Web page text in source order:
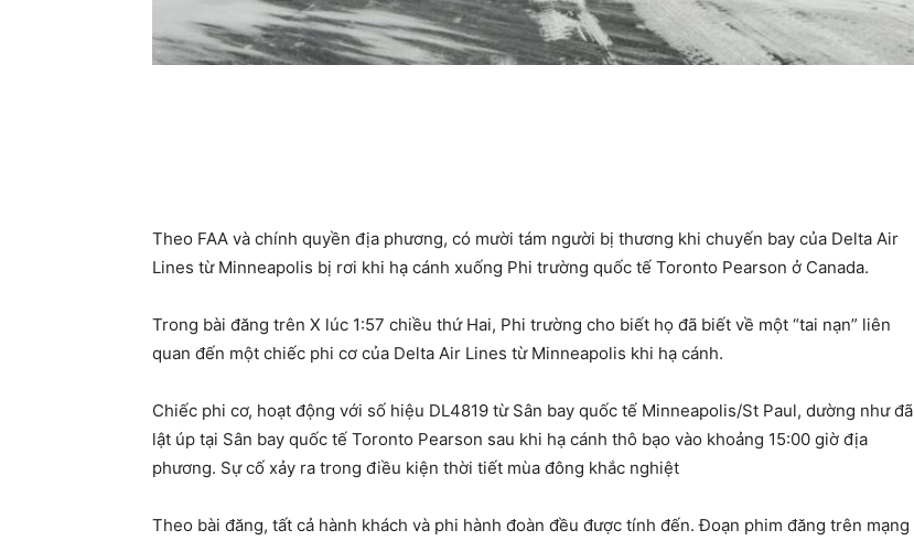
Theo FAA và chính quyền địa phương, có mười tám người bị thương khi chuyến bay của Delta Air
Lines từ Minneapolis bị rơi khi hạ cánh xuống Phi trường quốc tế Toronto Pearson ở Canada.
Trong bài đăng trên X lúc 1:57 chiều thứ Hai, Phi trường cho biết họ đã biết về một “tai nạn” liên
quan đến một chiếc phi cơ của Delta Air Lines từ Minneapolis khi hạ cánh.
Chiếc phi cơ, hoạt động với số hiệu DL4819 từ Sân bay quốc tế Minneapolis/St Paul, dường như đã
lật úp tại Sân bay quốc tế Toronto Pearson sau khi hạ cánh thô bạo vào khoảng 15:00 giờ địa
phương. Sự cố xảy ra trong điều kiện thời tiết mùa đông khắc nghiệt
Theo bài đăng, tất cả hành khách và phi hành đoàn đều được tính đến. Đoạn phim đăng trên mạng